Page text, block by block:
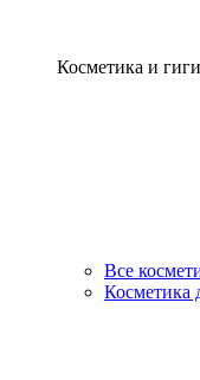
Косметика и
Все
Косметика